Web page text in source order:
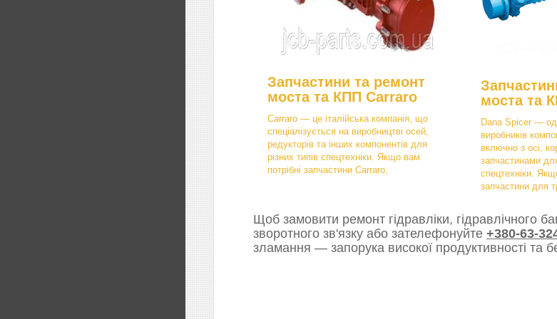
Запчастини та ремонт
моста та КПП Carraro
Carraro — це італійська компанія, що
спеціалізується на виробництві осей,
редукторів та інших компонентів для
різних типів спецтехніки. Якщо вам
потрібні запчастини Carraro,
моста та
Dana Spicer —
виробників
включно з осі,
запчастинами
спецтехніки.
запчастини для
Щоб замовити ремонт гідравліки, гідравлічного
зворотного зв'язку або зателефонуйте +380-63-
зламання — запорука високої продуктивності та